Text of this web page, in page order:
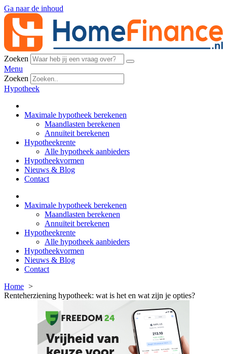
Ga naar de inhoud
Zoeken
Menu
Zoeken
Hypotheek
Maximale hypotheek berekenen
Maandlasten berekenen
Annuïteit berekenen
Hypotheekrente
Alle hypotheek aanbieders
Hypotheekvormen
Nieuws & Blog
Contact
Maximale hypotheek berekenen
Maandlasten berekenen
Annuïteit berekenen
Hypotheekrente
Alle hypotheek aanbieders
Hypotheekvormen
Nieuws & Blog
Contact
Home
Renteherziening hypotheek: wat is het en wat zijn je opties?